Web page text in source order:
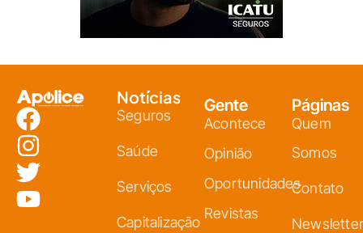
Notícias
Seguros
Saúde
Serviços
Capitalização
Gente
Acontece
Opinião
Oportunidades
Revistas
Páginas
Quem
Somos
Contato
Newsletter